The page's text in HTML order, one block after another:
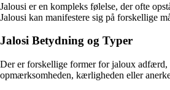
Jalousi er en kompleks følelse, der ofte
Jalousi kan manifestere sig på forskellige
Jalosi Betydning og Typer
Der er forskellige former for jaloux adfærd,
opmærksomheden, kærligheden eller